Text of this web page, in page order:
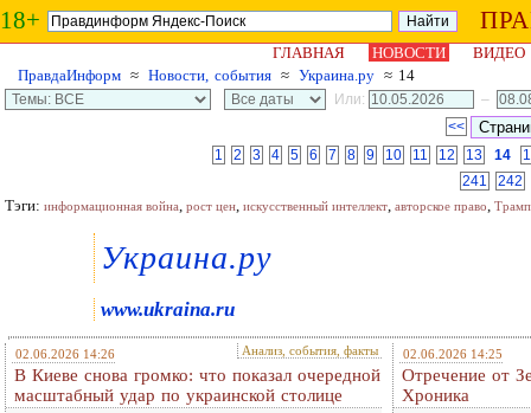
18+
ГЛАВНАЯ НОВОСТИ
ВИДЕО
ПравдаИнформ ≈ Новости, события ≈ Украина.ру ≈ 14
Или:
–
<<
1
2 3 4 5 6 7 8 9 10 11 12 13 14
241
242
Тэги: информационная война, рост цен, искусственный интеллект, авторское право, Трамп
Украина.ру
www.ukraina.ru
02.06.2026 14:26 Анализ, события, факты
В Киеве снова громко: что показал очередной
масштабный удар по украинской столице
02.06.2026 14:25
Отречение от
Хроника